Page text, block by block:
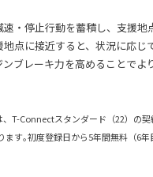
速・停止行動を蓄積し、支援地
点に接近すると、状況に応じ
ブレーキ力を高めることでよ
、T-Connectスタンダード（22）の
ます｡初度登録日から5年間無料（6年